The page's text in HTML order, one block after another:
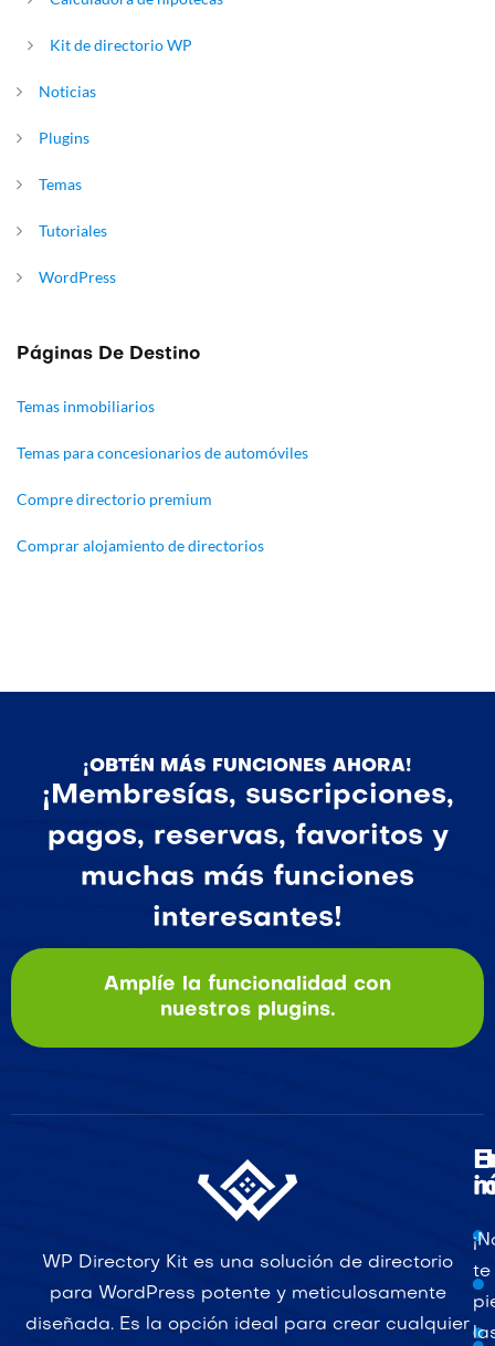
Kit de directorio WP
Noticias
Plugins
Temas
Tutoriales
WordPress
Páginas De Destino
Temas inmobiliarios
Temas para concesionarios de automóviles
Compre directorio premium
Comprar alojamiento de directorios
¡OBTÉN MÁS FUNCIONES AHORA!
¡Membresías, suscripciones,
pagos, reservas, favoritos y
muchas más funciones
interesantes!
Amplíe la funcionalidad con
nuestros plugins.
WP Directory Kit es una solución de directorio
para WordPress potente y meticulosamente
diseñada. Es la opción ideal para crear cualquier
te